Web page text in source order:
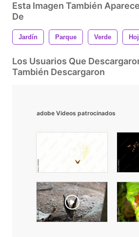
Esta Imagen También
De
Jardín Parque Verde
Los Usuarios Que
También Descargaron
adobe Videos patrocinados